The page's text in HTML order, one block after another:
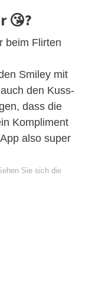
😘?
beim Flirten
Smiley mit
den Kuss-
dass die
Kompliment
also super
Sie sich die